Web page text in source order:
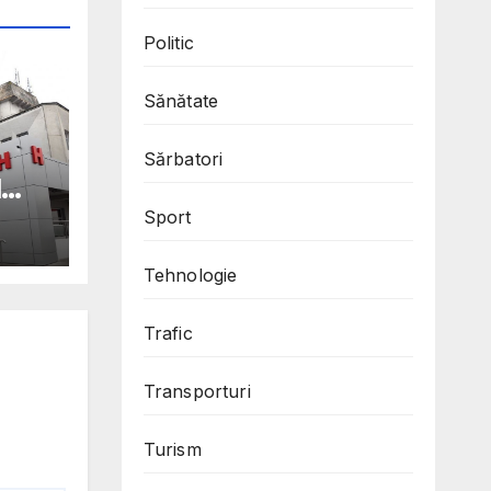
Politic
Sănătate
Sărbatori
Sport
Tehnologie
Trafic
Transporturi
Turism